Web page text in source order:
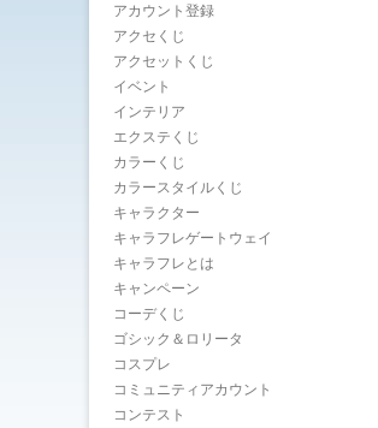
アカウント登録
アクセくじ
アクセットくじ
イベント
インテリア
エクステくじ
カラーくじ
カラースタイルくじ
キャラクター
キャラフレゲートウェイ
キャラフレとは
キャンペーン
コーデくじ
ゴシック＆ロリータ
コスプレ
コミュニティアカウント
コンテスト